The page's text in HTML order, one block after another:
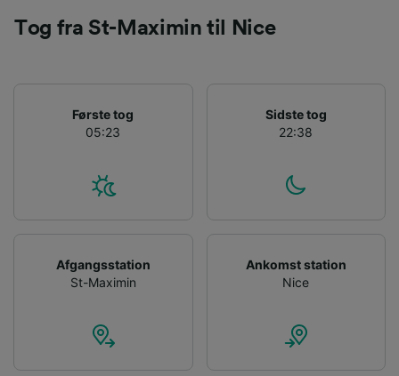
Tog fra St-Maximin til Nice
Første tog
05:23
Sidste tog
22:38
Afgangsstation
St-Maximin
Ankomst station
Nice